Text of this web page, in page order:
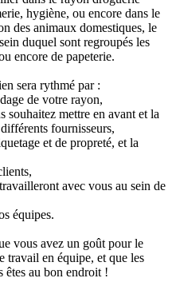
hygiène, ou encore dans le
des animaux domestiques, le
duquel sont regroupés les
encore de papeterie.
sera rythmé par :
de votre rayon,
souhaitez mettre en avant et la
fournisseurs,
et de propreté, et la
avec vous au sein de
équipes.
vous avez un goût pour le
travail en équipe, et que les
êtes au bon endroit !